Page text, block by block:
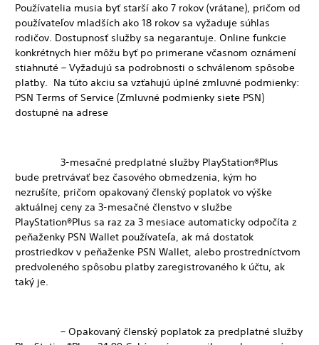
Používatelia musia byť starší ako 7 rokov (vrátane), pričom od
používateľov mladších ako 18 rokov sa vyžaduje súhlas
rodičov. Dostupnosť služby sa negarantuje. Online funkcie
konkrétnych hier môžu byť po primerane včasnom oznámení
stiahnuté – Vyžadujú sa podrobnosti o schválenom spôsobe
platby. Na túto akciu sa vzťahujú úplné zmluvné podmienky:
PSN Terms of Service (Zmluvné podmienky siete PSN)
dostupné na adrese
3-mesačné predplatné služby PlayStation®Plus
bude pretrvávať bez časového obmedzenia, kým ho
nezrušíte, pričom opakovaný členský poplatok vo výške
aktuálnej ceny za 3-mesačné členstvo v službe
PlayStation®Plus sa raz za 3 mesiace automaticky odpočíta z
peňaženky PSN Wallet používateľa, ak má dostatok
prostriedkov v peňaženke PSN Wallet, alebo prostredníctvom
predvoleného spôsobu platby zaregistrovaného k účtu, ak
taký je.
– Opakovaný členský poplatok za predplatné služby